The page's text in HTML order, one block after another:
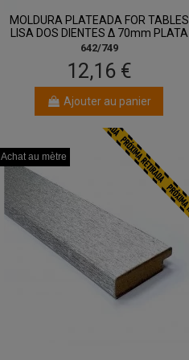
MOLDURA PLATEADA FOR TABLES
LISA DOS DIENTES Δ 70mm PLATA
642/749
12,16 €
Ajouter au panier
Achat au mètre
Achat au mètre
Achat au mètre